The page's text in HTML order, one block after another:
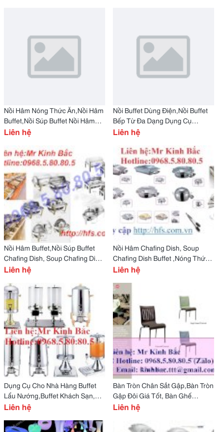
Nồi Hâm Nóng Thức Ăn,Nồi Hâm
Buffet,Nồi Súp Buffet Nồi Hâm
Buffet,Nồi Hâm Nóng Thức
Liên hệ
Nồi Buffet Dùng Điện,Nồi Buffet
Bếp Từ Đa Dạng Dụng Cụ
Buffet,Nồi Hâm Buffet,Knồi Buffet
Liên hệ
Nồi Hâm Buffet,Nồi Súp Buffet
Chafing Dish, Soup Chafing Dish
Buffet Nồi Hâm Buffet,Nồi Súp
Liên hệ
Nồi Hâm Chafing Dish, Soup
Chafing Dish Buffet ,Nóng Thức
Ăn Buffet,Dụng Cụ Buffet Nồi
Liên hệ
Dụng Cụ Cho Nhà Hàng Buffet
Lẩu Nướng,Buffet Khách Sạn,
Dụng Cụ Buffet,Đồ Dùng Dụng
Liên hệ
Bàn Tròn Chân Sắt Gập,Bàn Tròn
Gập Đôi Giá Tốt, Bàn Ghế
Grosfillex,Ghế Bãi Biển,Ghế Hồ
Liên hệ